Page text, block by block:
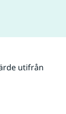
utifrån